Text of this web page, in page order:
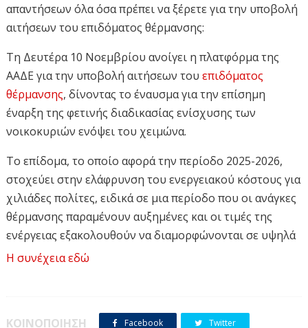
απαντήσεων όλα όσα πρέπει να ξέρετε για την υποβολή
αιτήσεων του επιδόματος θέρμανσης:
Τη Δευτέρα 10 Νοεμβρίου ανοίγει η πλατφόρμα της
ΑΑΔΕ για την υποβολή αιτήσεων του επιδόματος
θέρμανσης, δίνοντας το έναυσμα για την επίσημη
έναρξη της φετινής διαδικασίας ενίσχυσης των
νοικοκυριών ενόψει του χειμώνα.
Το επίδομα, το οποίο αφορά την περίοδο 2025-2026,
στοχεύει στην ελάφρυνση του ενεργειακού κόστους για
χιλιάδες πολίτες, ειδικά σε μια περίοδο που οι ανάγκες
θέρμανσης παραμένουν αυξημένες και οι τιμές της
ενέργειας εξακολουθούν να διαμορφώνονται σε υψηλά
επίπεδα. Με εισοδηματικά και περιουσιακά κριτήρια,
στοχευμένα όσους βρίσκονται σε πραγματική ανάγκη.
Η συνέχεια εδώ
ΚΟΙΝΟΠΟΙΗΣΗ Facebook Twitter